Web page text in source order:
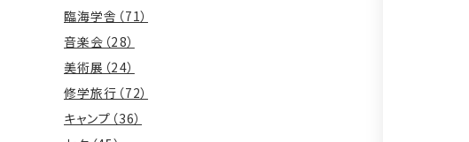
臨海学舎（71）
音楽会（28）
美術展（24）
修学旅行（72）
キャンプ（36）